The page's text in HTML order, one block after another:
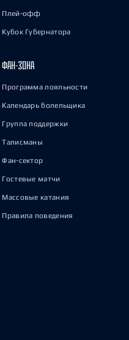
Плей-офф
Кубок Губернатора
ФАН-ЗОНА
Программа лояльности
Календарь болельщика
Группа поддержки
Талисманы
Фан-сектор
Гостевые матчи
Массовые катания
Правила поведения